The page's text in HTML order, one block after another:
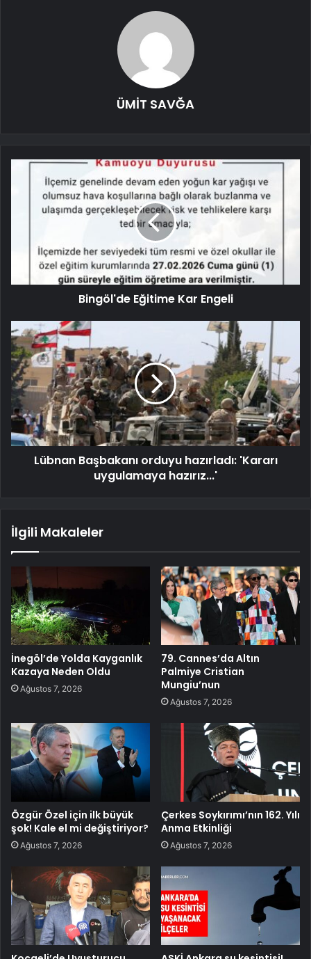
ÜMİT SAVĞA
Bingöl'de Eğitime Kar Engeli
Lübnan Başbakanı orduyu hazırladı: 'Kararı
uygulamaya hazırız...'
İlgili Makaleler
İnegöl’de Yolda Kayganlık
Kazaya Neden Oldu
Ağustos 7, 2026
79. Cannes’da Altın
Palmiye Cristian
Mungiu’nun
Ağustos 7, 2026
Özgür Özel için ilk büyük
şok! Kale el mi değiştiriyor?
Ağustos 7, 2026
Çerkes Soykırımı’nın 162. Yılı
Anma Etkinliği
Ağustos 7, 2026